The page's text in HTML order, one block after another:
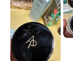
는 헤라 블랙쿠션보
해 좀 더 고급진 느
진상엔 잘 안보이지
한 자국도 있고 어
필 교체는 용이해서
지** 글로우 쿠션처